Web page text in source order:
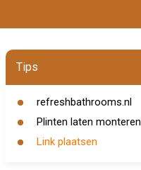
Tips
refreshbathrooms.nl
Plinten laten monteren
Link plaatsen